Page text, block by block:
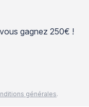
gagnez 250€ !
générales.